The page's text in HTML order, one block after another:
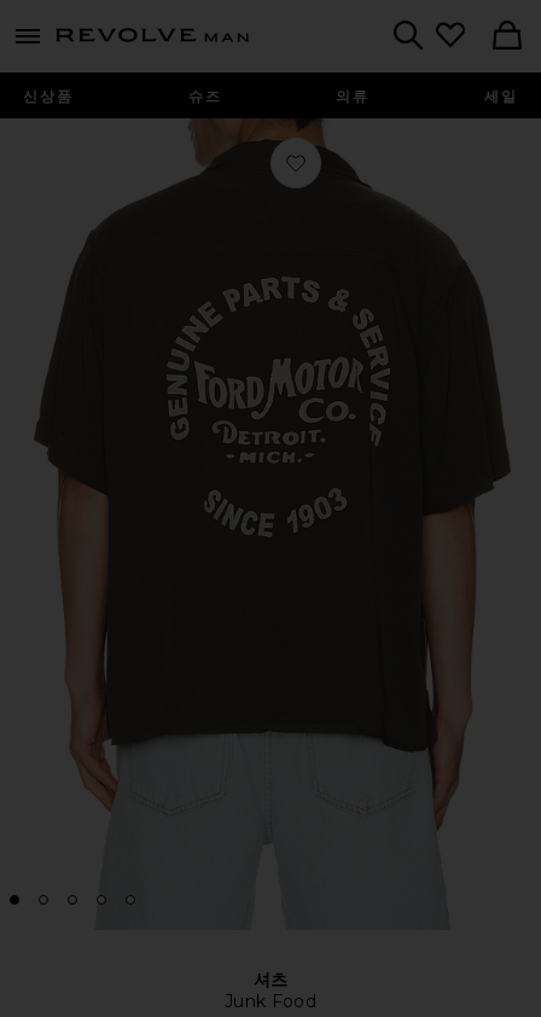
menu - shows more content
Revolve
신상품 슈즈 의류 세일
찜상품 셔츠
셔츠
Junk Food